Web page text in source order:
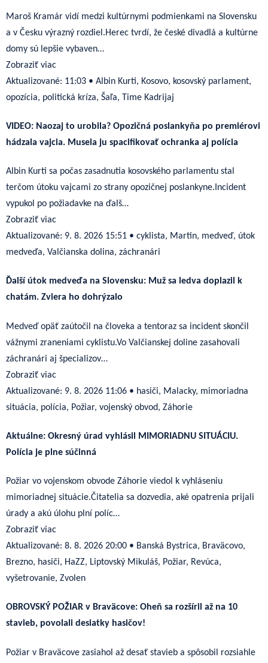
Maroš Kramár vidí medzi kultúrnymi podmienkami na Slovensku
a v Česku výrazný rozdiel.Herec tvrdí, že české divadlá a kultúrne
domy sú lepšie vybaven…
Zobraziť viac
Aktualizované: 11:03 • Albin Kurti, Kosovo, kosovský parlament,
opozícia, politická kríza, Šaľa, Time Kadrijaj
VIDEO: Naozaj to urobila? Opozičná poslankyňa po premiérovi
hádzala vajcia. Musela ju spacifikovať ochranka aj polícia
Albin Kurti sa počas zasadnutia kosovského parlamentu stal
terčom útoku vajcami zo strany opozičnej poslankyne.Incident
vypukol po požiadavke na ďalš…
Zobraziť viac
Aktualizované: 9. 8. 2026 15:51 • cyklista, Martin, medveď, útok
medveďa, Valčianska dolina, záchranári
Ďalší útok medveďa na Slovensku: Muž sa ledva doplazil k
chatám. Zviera ho dohrýzalo
Medveď opäť zaútočil na človeka a tentoraz sa incident skončil
vážnymi zraneniami cyklistu.Vo Valčianskej doline zasahovali
záchranári aj špecializov…
Zobraziť viac
Aktualizované: 9. 8. 2026 11:06 • hasiči, Malacky, mimoriadna
situácia, polícia, Požiar, vojenský obvod, Záhorie
Aktuálne: Okresný úrad vyhlásil MIMORIADNU SITUÁCIU.
Polícia je plne súčinná
Požiar vo vojenskom obvode Záhorie viedol k vyhláseniu
mimoriadnej situácie.Čitatelia sa dozvedia, aké opatrenia prijali
úrady a akú úlohu plní políc…
Zobraziť viac
Aktualizované: 8. 8. 2026 20:00 • Banská Bystrica, Braväcovo,
Brezno, hasiči, HaZZ, Liptovský Mikuláš, Požiar, Revúca,
vyšetrovanie, Zvolen
OBROVSKÝ POŽIAR v Braväcove: Oheň sa rozšíril až na 10
stavieb, povolali desiatky hasičov!
Požiar v Braväcove zasiahol až desať stavieb a spôsobil rozsiahle